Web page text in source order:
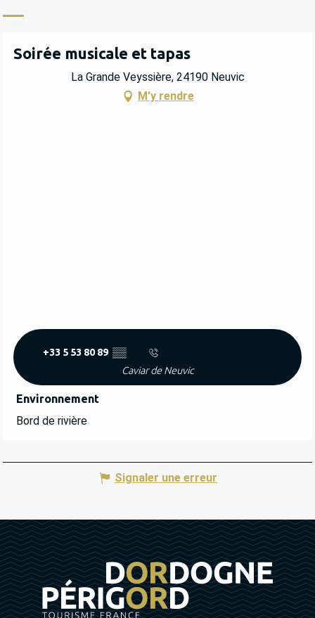
Soirée musicale et tapas
La Grande Veyssière, 24190 Neuvic
M'y rendre
+33 5 53 80 89 ▒▒
Caviar de Neuvic
Environnement
Environnement
Bord de rivière
Signaler une erreur